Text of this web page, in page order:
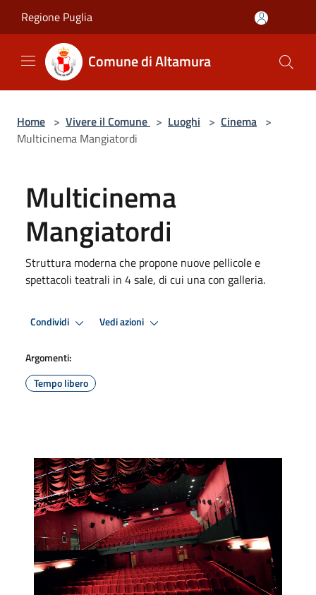
Regione Puglia
Comune di Altamura
Home > Vivere il Comune > Luoghi > Cinema >
Multicinema Mangiatordi
Multicinema
Mangiatordi
Struttura moderna che propone nuove pellicole e
spettacoli teatrali in 4 sale, di cui una con galleria.
Condividi Vedi azioni
Argomenti:
Tempo libero